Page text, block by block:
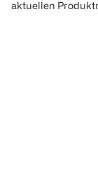
aktuellen